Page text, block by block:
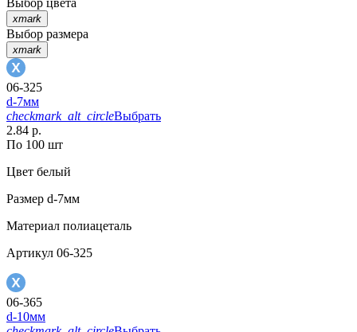
Выбор цвета
xmark
Выбор размера
xmark
06-325
d-7мм
checkmark_alt_circleВыбрать
2.84 р.
По 100 шт
Цвет белый
Размер d-7мм
Материал полиацеталь
Артикул 06-325
06-365
d-10мм